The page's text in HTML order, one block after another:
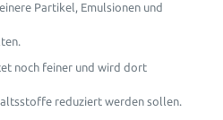
Partikel, Emulsionen und
noch feiner und wird dort
reduziert werden sollen.